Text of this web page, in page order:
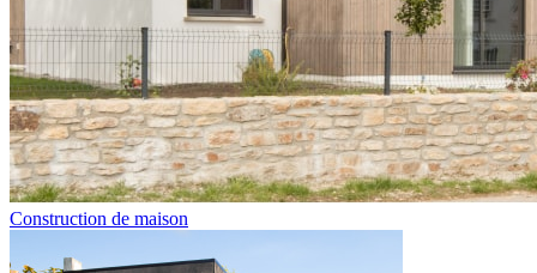
Construction de maison